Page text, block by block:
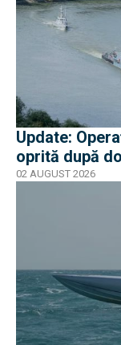
Update:
oprită după
02 AUGUST 2026